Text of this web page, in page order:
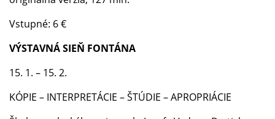
Vstupné: 6 €
VÝSTAVNÁ SIEŇ FONTÁNA
15. 1. – 15. 2.
KÓPIE – INTERPRETÁCIE – ŠTÚDIE – APROPRIÁCIE